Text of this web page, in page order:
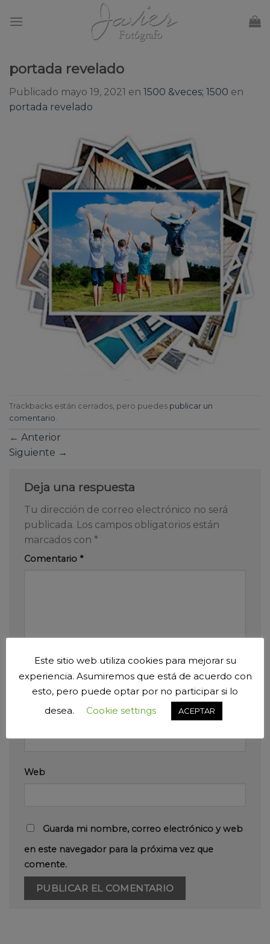
portada revelado
Publicado mayo 19, 2021 en 1500 &veces; 1500 en
portada revelado
Trackbacks están cerrados, pero puedes publicar un
comentario
← Anterior
Siguiente →
Deja una respuesta
Tu dirección de correo electrónico no será
publicada. Los campos obligatorios están
marcados con *
Comentario *
Nombre*
Correo electrónico*
Web
Guarda mi nombre, correo electrónico y web
en este navegador para la próxima vez que
comente.
Este sitio web utiliza cookies para mejorar su
experiencia. Asumiremos que está de acuerdo con
esto, pero puede optar por no participar si lo
desea.
Cookie settings ACEPTAR